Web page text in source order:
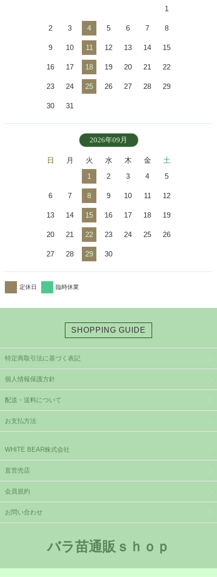
1
2 3 4 5 6 7 8
9 10 11 12 13 14 15
16 17 18 19 20 21 22
23 24 25 26 27 28 29
30 31
2026年09月
日 月 火 水 木 金
土
1
2 3 4 5
6 7 8 9 10 11 12
13 14 15 16 17 18 19
20 21 22 23 24 25 26
27 28 29 30
定休日 臨時休業
SHOPPING GUIDE
特定商取引法に基づく表記
個人情報保護方針
配送・送料について
お支払方法
WHITE BEAR株式会社
直営売店
会員規約
お問い合わせ
バラ苗通販ｓｈｏｐ